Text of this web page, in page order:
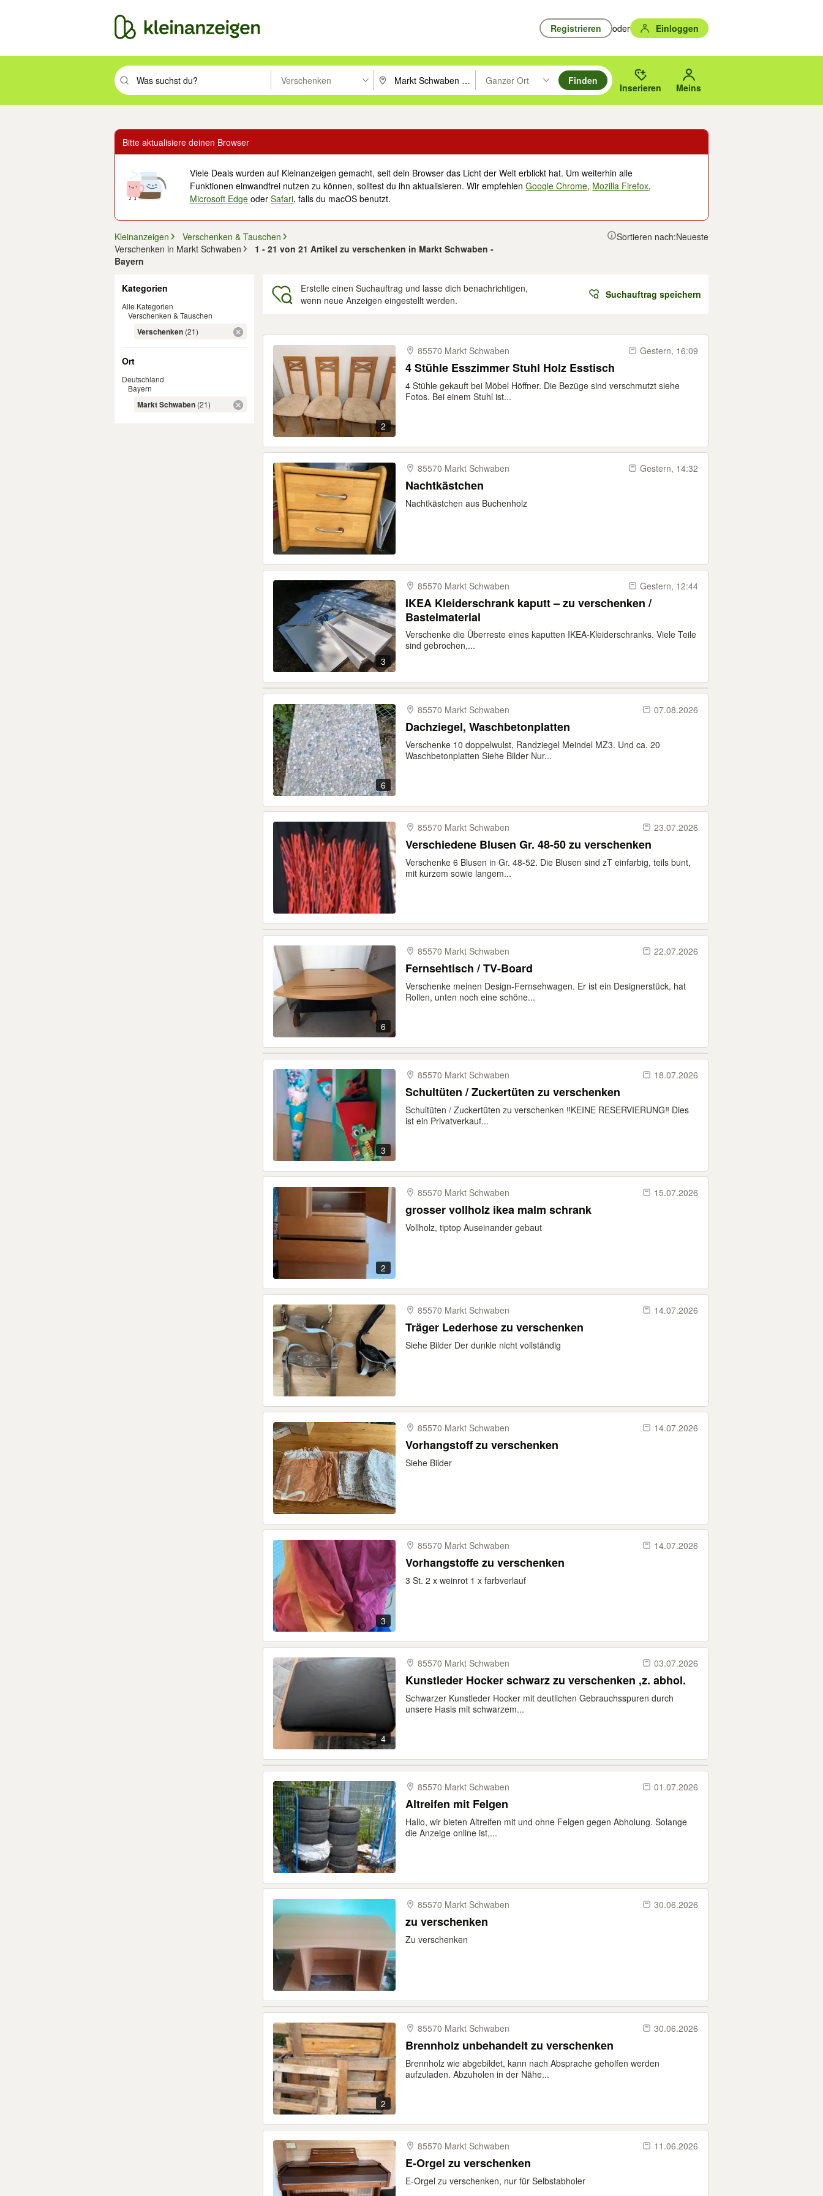
Registrieren oder Einloggen
Suchbegriff eingeben. Eingabetaste drücken um zu suchen, oder Vorschläge mit den Pfeiltasten nach oben/unten durchsuchen und mit Eingabetaste auswählen.
Verschenken PLZ oder Ort eingeben. Eingabetaste drücken um zu suchen, oder Vorschläge mit den Pfeiltasten nach oben/
Ganzer Ort
Suche im Umkreis des gewählten Orts oder PLZ.
Finden
Inserieren Meins
Bitte aktualisiere deinen Browser
Viele Deals wurden auf Kleinanzeigen gemacht, seit dein Browser das Licht der Welt erblickt hat. Um weiterhin alle
Funktionen einwandfrei nutzen zu können, solltest du ihn aktualisieren. Wir empfehlenGoogle Chrome, Mozilla Firefox,
Microsoft Edge oderSafari, falls du macOS benutzt.
Kleinanzeigen
Verschenken & Tauschen
Verschenken in Markt Schwaben
1 - 21 von 21 Artikel zu verschenken in Markt Schwaben -
Bayern
Sortieren nach:Neueste
Kategorien
Alle Kategorien
Verschenken & Tauschen
Verschenken (21)
Ort
Deutschland
Bayern
Markt Schwaben (21)
Erstelle einen Suchauftrag und lasse dich benachrichtigen,
wenn neue Anzeigen eingestellt werden.
Suchauftrag speichern
2
85570 Markt Schwaben Gestern, 16:09
4 Stühle Esszimmer Stuhl Holz Esstisch
4 Stühle gekauft bei Möbel Höffner. Die Bezüge sind verschmutzt siehe
Fotos. Bei einem Stuhl ist...
85570 Markt Schwaben Gestern, 14:32
Nachtkästchen
Nachtkästchen aus Buchenholz
3
85570 Markt Schwaben Gestern, 12:44
IKEA Kleiderschrank kaputt – zu verschenken /
Bastelmaterial
Verschenke die Überreste eines kaputten IKEA-Kleiderschranks. Viele Teile
sind gebrochen,...
6
85570 Markt Schwaben 07.08.2026
Dachziegel, Waschbetonplatten
Verschenke 10 doppelwulst, Randziegel Meindel MZ3. Und ca. 20
Waschbetonplatten Siehe Bilder Nur...
85570 Markt Schwaben 23.07.2026
Verschiedene Blusen Gr. 48-50 zu verschenken
Verschenke 6 Blusen in Gr. 48-52. Die Blusen sind zT einfarbig, teils bunt,
mit kurzem sowie langem...
6
85570 Markt Schwaben 22.07.2026
Fernsehtisch / TV-Board
Verschenke meinen Design-Fernsehwagen. Er ist ein Designerstück, hat
Rollen, unten noch eine schöne...
3
85570 Markt Schwaben 18.07.2026
Schultüten / Zuckertüten zu verschenken
Schultüten / Zuckertüten zu verschenken ‼️KEINE RESERVIERUNG‼️ Dies
ist ein Privatverkauf...
2
85570 Markt Schwaben 15.07.2026
grosser vollholz ikea malm schrank
Vollholz, tiptop Auseinander gebaut
85570 Markt Schwaben 14.07.2026
Träger Lederhose zu verschenken
Siehe Bilder Der dunkle nicht vollständig
85570 Markt Schwaben 14.07.2026
Vorhangstoff zu verschenken
Siehe Bilder
3
85570 Markt Schwaben 14.07.2026
Vorhangstoffe zu verschenken
3 St. 2 x weinrot 1 x farbverlauf
4
85570 Markt Schwaben 03.07.2026
Kunstleder Hocker schwarz zu verschenken ,z. abhol.
Schwarzer Kunstleder Hocker mit deutlichen Gebrauchsspuren durch
unsere Hasis mit schwarzem...
85570 Markt Schwaben 01.07.2026
Altreifen mit Felgen
Hallo, wir bieten Altreifen mit und ohne Felgen gegen Abholung. Solange
die Anzeige online ist,...
85570 Markt Schwaben 30.06.2026
zu verschenken
Zu verschenken
2
85570 Markt Schwaben 30.06.2026
Brennholz unbehandelt zu verschenken
Brennholz wie abgebildet, kann nach Absprache geholfen werden
aufzuladen. Abzuholen in der Nähe...
85570 Markt Schwaben 11.06.2026
E-Orgel zu verschenken
E-Orgel zu verschenken, nur für Selbstabholer